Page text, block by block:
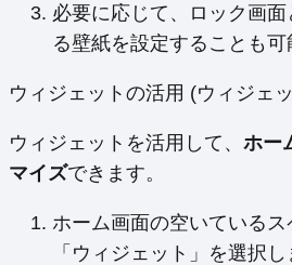
必要に応じて、ロック画
る壁紙を設定することも可
ウィジェットの活用 (ウィジェ
ウィジェットを活用して、 ホー
マイズできます。
ホーム画面の空いているス
「ウィジェット」を選択し